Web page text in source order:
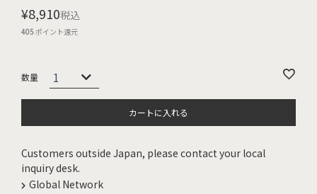
¥8,910税込
405ポイント還元
カートに入れる
Customers outside Japan, please contact your local
inquiry desk.
Global Network